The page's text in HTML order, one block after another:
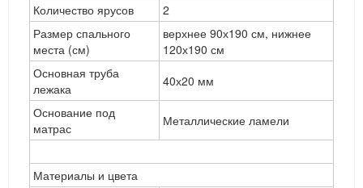
Количество ярусов
2
Размер спального
места (см)
верхнее 90х190 см, нижнее
120х190 см
Основная труба
лежака
40х20 мм
Основание под
матрас
Металлические ламели
Материалы и цвета